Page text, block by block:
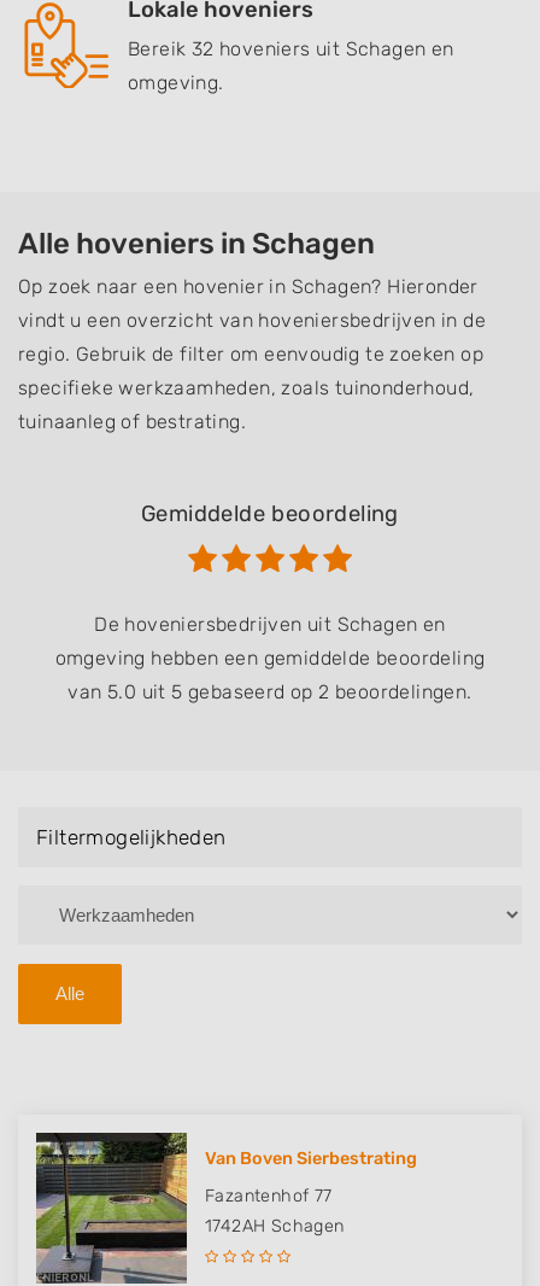
Lokale hoveniers
Bereik 32 hoveniers uit Schagen en
omgeving.
Alle hoveniers in Schagen
Op zoek naar een hovenier in Schagen? Hieronder
vindt u een overzicht van hoveniersbedrijven in de
regio. Gebruik de filter om eenvoudig te zoeken op
specifieke werkzaamheden, zoals tuinonderhoud,
tuinaanleg of bestrating.
Gemiddelde beoordeling
De hoveniersbedrijven uit Schagen en
omgeving hebben een gemiddelde beoordeling
van 5.0 uit 5 gebaseerd op 2 beoordelingen.
Filtermogelijkheden
Alle
Van Boven Sierbestrating
Fazantenhof 77
1742AH Schagen